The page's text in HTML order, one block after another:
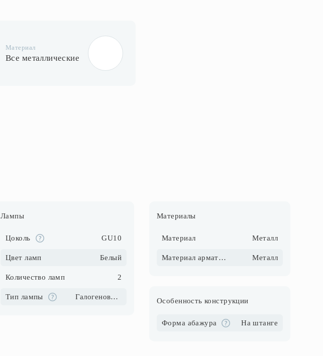
Материал
Все металлические
Лампы
Цоколь GU10
Цвет ламп Белый
Количество ламп 2
Тип лампы Галогеновые\Светодиодные\Компактные люмин.
Материалы
Материал Металл
Материал арматуры Металл
Особенность конструкции
Форма абажура На штанге